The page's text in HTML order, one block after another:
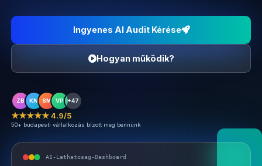
Ingyenes AI Audit Kérése
Hogyan működik?
ZB KN SM VP +47
★★★★★ 4.9/5
50+ budapesti vállalkozás bízott meg bennünk